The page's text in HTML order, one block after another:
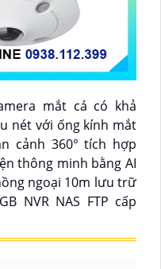
mắt cá có khả
nét với ống kính mắt
cảnh 360° tích hợp
thông minh bằng AI
ngoại 10m lưu trữ
NVR NAS FTP cấp